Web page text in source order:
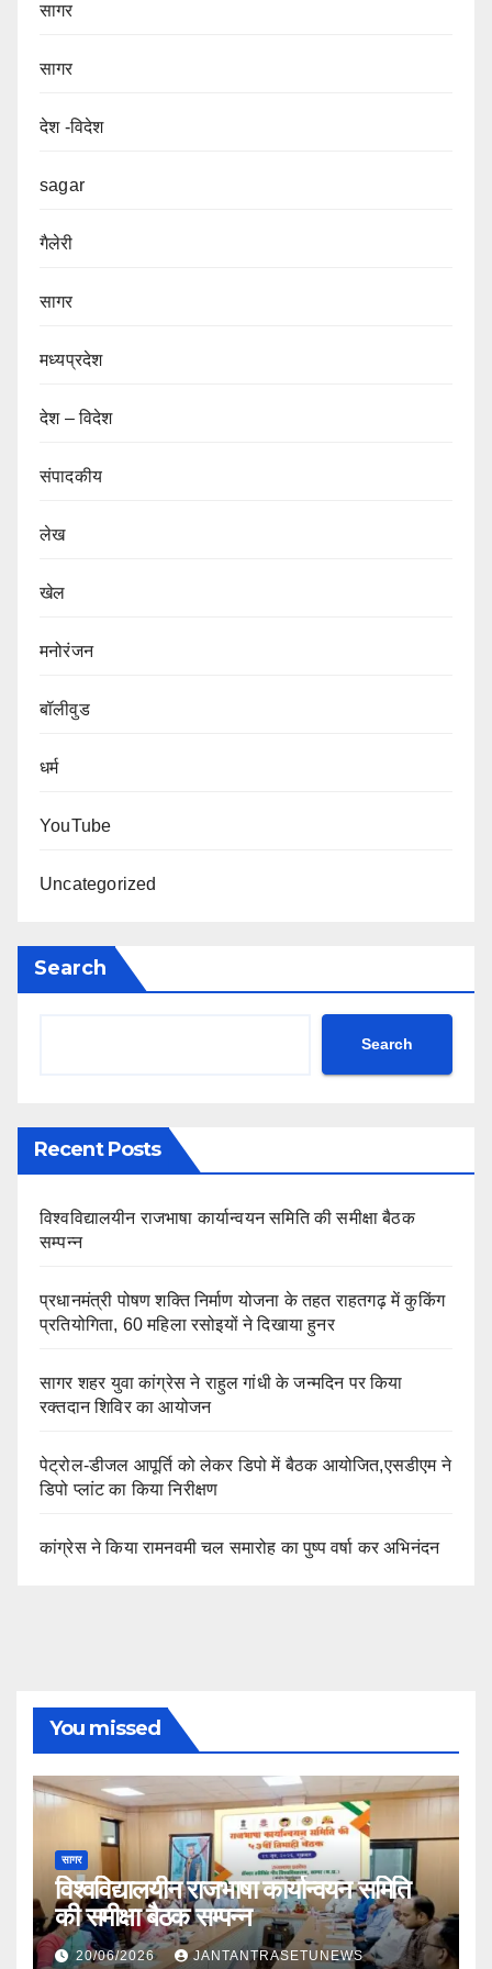
सागर
सागर
देश -विदेश
sagar
गैलेरी
सागर
मध्यप्रदेश
देश – विदेश
संपादकीय
लेख
खेल
मनोरंजन
बॉलीवुड
धर्म
YouTube
Uncategorized
Search
Search
Recent Posts
विश्वविद्यालयीन राजभाषा कार्यान्वयन समिति की समीक्षा बैठक
सम्पन्न
प्रधानमंत्री पोषण शक्ति निर्माण योजना के तहत राहतगढ़ में कुकिंग
प्रतियोगिता, 60 महिला रसोइयों ने दिखाया हुनर
सागर शहर युवा कांग्रेस ने राहुल गांधी के जन्मदिन पर किया
रक्तदान शिविर का आयोजन
पेट्रोल-डीजल आपूर्ति को लेकर डिपो में बैठक आयोजित,एसडीएम ने
डिपो प्लांट का किया निरीक्षण
कांग्रेस ने किया रामनवमी चल समारोह का पुष्प वर्षा कर अभिनंदन
You missed
सागर
विश्वविद्यालयीन राजभाषा कार्यान्वयन समिति
की समीक्षा बैठक सम्पन्न
20/06/2026 JANTANTRASETUNEWS